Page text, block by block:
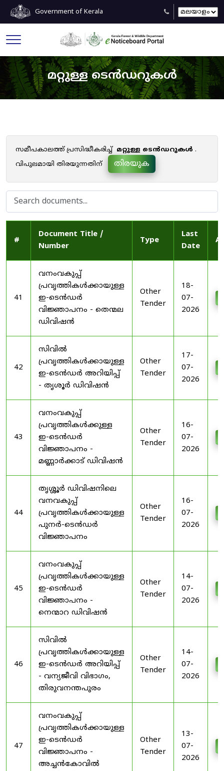
Government of Kerala
മറ്റുള്ള ടെൻഡറുകൾ
സമീപകാലത്ത് പ്രസിദ്ധീകരിച്ച് മറ്റുള്ള ടെൻഡറുകൾ .
വിപുലമായി തിരയുന്നതിന്
തിരയുക
#
Document Title /
Number
Type
Last
Date
41
വനംവകുപ്പ്
പ്രവൃത്തികൾക്കായുള്ള
ഇ-ടെൻഡർ
വിജ്ഞാപനം - തെന്മല
ഡിവിഷൻ
Other
Tender
18-
07-
2026
42
സിവിൽ
പ്രവൃത്തികൾക്കായുള്ള
ഇ-ടെൻഡർ അറിയിപ്പ്
- തൃശൂർ ഡിവിഷൻ
Other
Tender
17-
07-
2026
43
വനംവകുപ്പ്
പ്രവൃത്തികൾക്കുള്ള
ഇ-ടെൻഡർ
വിജ്ഞാപനം -
മണ്ണാർക്കാട് ഡിവിഷൻ
Other
Tender
16-
07-
2026
44
തൃശ്ശൂർ ഡിവിഷനിലെ
വനവകുപ്പ്
പ്രവൃത്തികൾക്കായുള്ള
പുനർ-ടെൻഡർ
വിജ്ഞാപനം
Other
Tender
16-
07-
2026
45
വനംവകുപ്പ്
പ്രവൃത്തികൾക്കായുള്ള
ഇ-ടെൻഡർ
വിജ്ഞാപനം -
നെന്മാറ ഡിവിഷൻ
Other
Tender
14-
07-
2026
46
സിവിൽ
പ്രവൃത്തികൾക്കായുള്ള
ഇ-ടെൻഡർ അറിയിപ്പ്
- വന്യജീവി വിഭാഗം,
തിരുവനന്തപുരം
Other
Tender
14-
07-
2026
47
വനംവകുപ്പ്
പ്രവൃത്തികൾക്കായുള്ള
ഇ-ടെൻഡർ
വിജ്ഞാപനം -
അച്ചൻകോവിൽ
Other
Tender
13-
07-
2026